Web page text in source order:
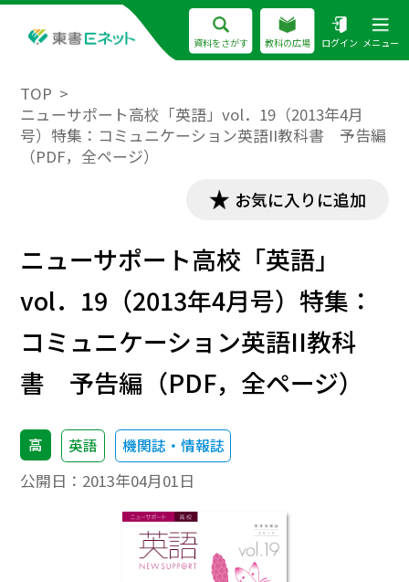
資料をさがす 教科の広場 ログイン メニュー
TOP
ニューサポート高校「英語」vol．19（2013年4月
号）特集：コミュニケーション英語II教科書 予告編
（PDF，全ページ）
お気に入りに追加
ニューサポート高校「英語」
vol．19（2013年4月号）特集：
コミュニケーション英語II教科
書 予告編（PDF，全ページ）
高 英語 機関誌・情報誌
公開日： 2013年04月01日